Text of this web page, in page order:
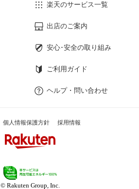
楽天のサービス一覧
出店のご案内
安心･安全の取り組み
ご利用ガイド
ヘルプ・問い合わせ
個人情報保護方針 採用情報
© Rakuten Group, Inc.